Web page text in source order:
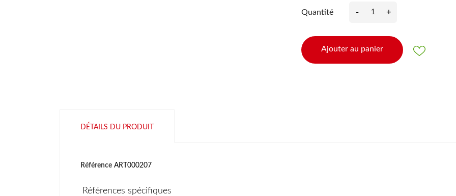
Quantité - +
Ajouter au panier
DÉTAILS DU PRODUIT
Référence ART000207
Références spécifiques